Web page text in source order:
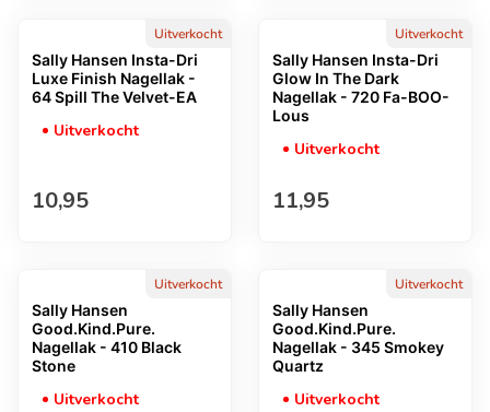
Uitverkocht
Sally Hansen Insta-Dri
Luxe Finish Nagellak -
64 Spill The Velvet-EA
Uitverkocht
Normale prijs
10,95
Uitverkocht
Sally Hansen Insta-Dri
Glow In The Dark
Nagellak - 720 Fa-BOO-
Lous
Uitverkocht
Normale prijs
11,95
Uitverkocht
Sally Hansen
Good.Kind.Pure.
Nagellak - 410 Black
Stone
Uitverkocht
Uitverkocht
Sally Hansen
Good.Kind.Pure.
Nagellak - 345 Smokey
Quartz
Uitverkocht